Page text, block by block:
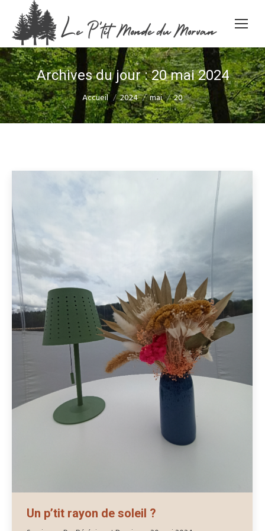
Archives du jour :20 mai 2024
Vous êtes ici :
Accueil 2024 mai 20
Un p’tit rayon de soleil ?